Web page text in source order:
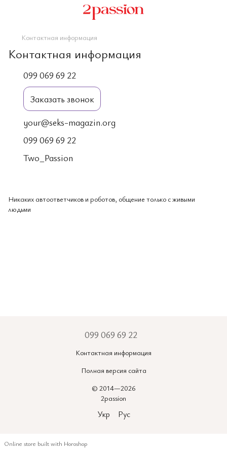
Контактная информация
Контактная информация
099 069 69 22
Заказать звонок
your@seks-magazin.org
099 069 69 22
Two_Passion
Никаких автоответчиков и роботов, общение только с живыми
людьми
099 069 69 22
Контактная информация
Полная версия сайта
© 2014—2026
2passion
Укр Рус
Online store built with Horoshop